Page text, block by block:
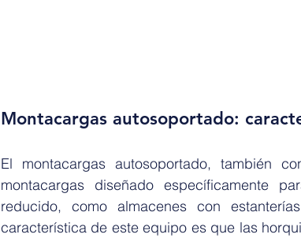
Montacargas autosoportado:
El montacargas autosoportado, también
montacargas diseñado específicamente
reducido, como almacenes con
característica de este equipo es que las